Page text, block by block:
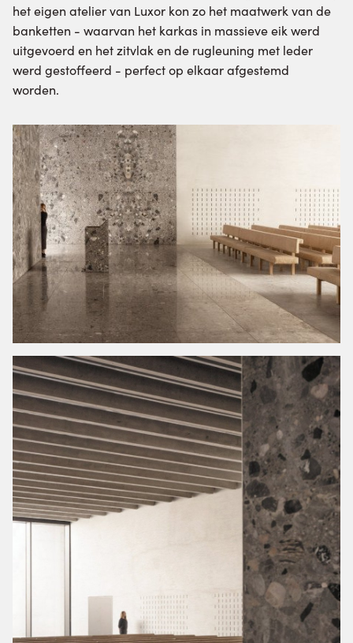
het eigen atelier van Luxor kon zo het maatwerk van de
banketten - waarvan het karkas in massieve eik werd
uitgevoerd en het zitvlak en de rugleuning met leder
werd gestoffeerd - perfect op elkaar afgestemd
worden.